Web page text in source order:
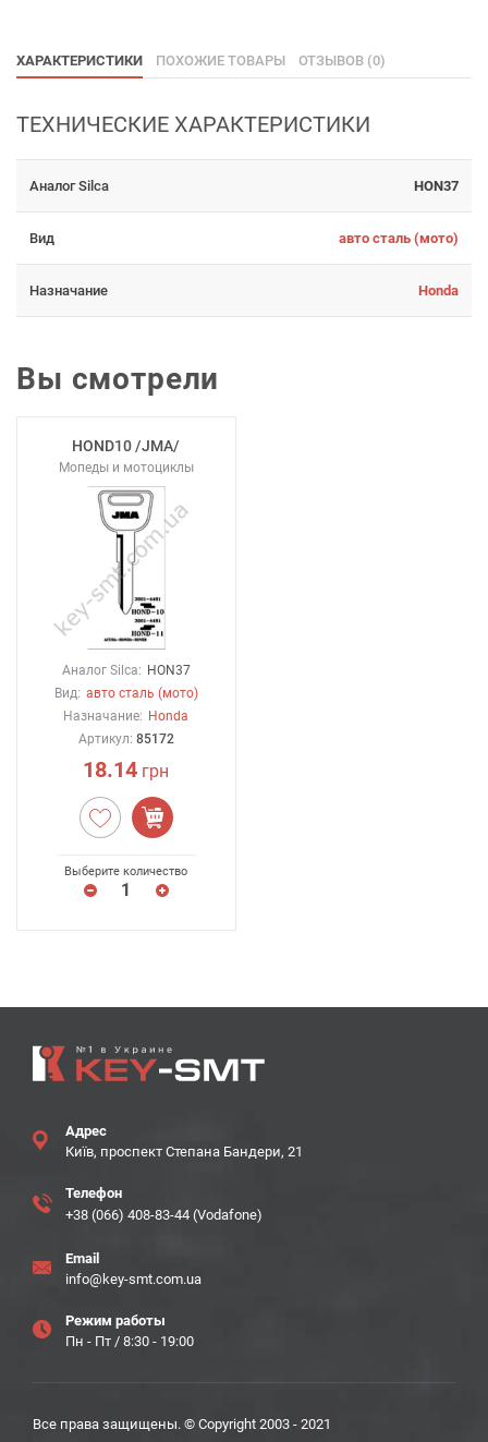
ХАРАКТЕРИСТИКИ ПОХОЖИЕ ТОВАРЫ ОТЗЫВОВ (0)
ТЕХНИЧЕСКИЕ ХАРАКТЕРИСТИКИ
Аналог Silca HON37
Вид авто сталь (мото)
Назначание Honda
Вы смотрели
HOND10 /JMA/
Мопеды и мотоциклы
Аналог Silca: HON37
Вид: авто сталь (мото)
Назначание: Honda
Артикул: 85172
18.14 грн
Выберите количество
Адрес
Київ, проспект Степана Бандери, 21
Телефон
+38 (066) 408-83-44 (Vodafone)
Email
info@key-smt.com.ua
Режим работы
Пн - Пт / 8:30 - 19:00
Все права защищены. © Copyright 2003 - 2021